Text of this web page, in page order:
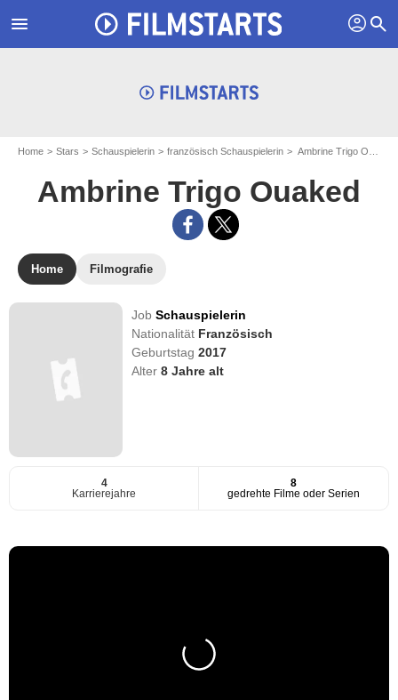
menu profil search
Home Stars Schauspielerin französisch Schauspielerin Ambrine Trigo Ouaked
Ambrine Trigo Ouaked
Home Filmografie
JobSchauspielerin
Nationalität Französisch
Geburtstag2017
Alter8 Jahre alt
4
Karrierejahre
8
gedrehte Filme oder Serien